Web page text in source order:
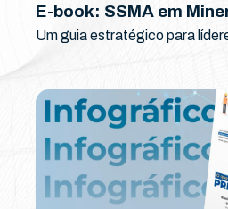
E-book: SSMA em
Um guia estratégico para